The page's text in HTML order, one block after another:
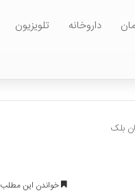
داروخانه تلویزیون
خواندن این مطلب 10 دقیقه زمان میبرد